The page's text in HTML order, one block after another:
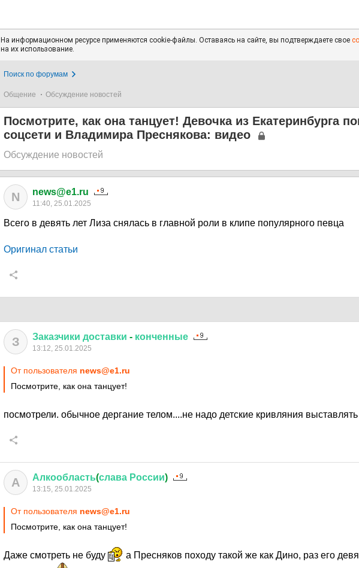
На информационном ресурсе применяются cookie-файлы. Оставаясь на сайте, вы подтверждаете свое
на их использование.
Поиск по форумам
Общение Обсуждение новостей
Посмотрите, как она танцует! Девочка из Екатеринбурга
соцсети и Владимира Преснякова: видео
Обсуждение новостей
N news@e1.ru
11:40, 25.01.2025
Всего в девять лет Лиза снялась в главной роли в клипе популярного певца
Оригинал статьи
З Заказчики доставки - конченные
13:12, 25.01.2025
От пользователя news@e1.ru
Посмотрите, как она танцует!
посмотрели. обычное дергание телом....не надо детские кривляния
А Алкообласть(слава России)
13:15, 25.01.2025
От пользователя news@e1.ru
Посмотрите, как она танцует!
Даже смотреть не буду а Пресняков походу такой же как Дино, раз его